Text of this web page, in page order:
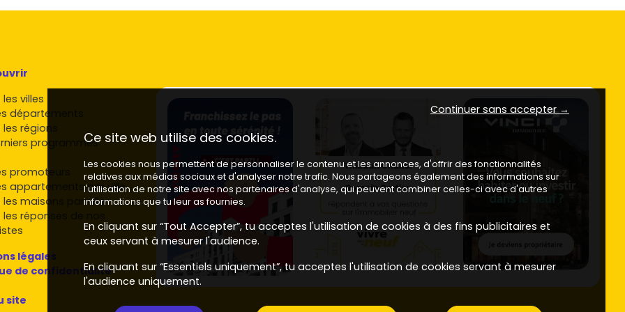
ton achat
Express
Henri-
( Créteil
de
positionner
à de
de2 à 3 %
ledispositif
villes
départements
régions
programmes
promoteurs
appartements par ville
les maisons par ville
réponses de nos
légales
de confidentialité
site
Continuer sans accepter →
Ce site web utilise des cookies.
Les cookies nous permettent de personnaliser le contenu et les annonces, d'offrir des fonctionnalités
relatives aux médias sociaux et d'analyser notre trafic. Nous partageons également des informations sur
l'utilisation de notre site avec nos partenaires d'analyse, qui peuvent combiner celles-ci avec d'autres
informations que tu leur as fournies.
En cliquant sur “Tout Accepter”, tu acceptes l'utilisation de cookies à des fins publicitaires et
ceux servant à mesurer l'audience.
En cliquant sur “Essentiels uniquement”, tu acceptes l'utilisation de cookies servant à mesurer
l'audience uniquement.